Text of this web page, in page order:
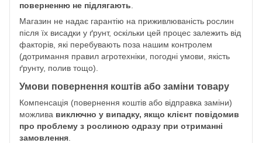
поверненню не підлягають
Магазин не надає гарантію на приживлюваність рослин
після їх висадки у ґрунт, оскільки цей процес залежить від
факторів, які перебувають поза нашим контролем
(дотримання правил агротехніки, погодні умови, якість
ґрунту, полив тощо).
Умови повернення коштів або заміни товару
Компенсація (повернення коштів або відправка заміни)
можлива виключно у випадку, якщо клієнт повідомив
про проблему з рослиною одразу при отриманні
замовлення